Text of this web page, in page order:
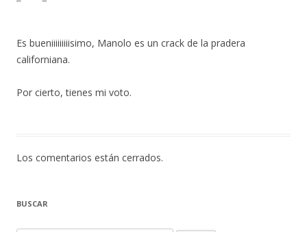
Es bueniiiiiiiiisimo, Manolo es un crack de la pradera
californiana.
Por cierto, tienes mi voto.
Los comentarios están cerrados.
BUSCAR